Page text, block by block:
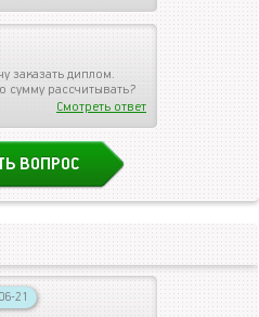
заказать диплом.
сумму рассчитывать?
Смотреть ответ
ВОПРОС
21